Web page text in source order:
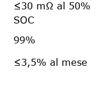
≤30 mΩ al 50%
SOC
99%
≤3,5% al ​​mese